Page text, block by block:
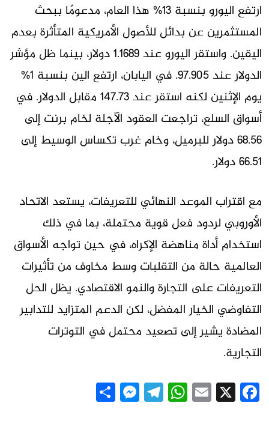
ارتفع اليورو بنسبة 13% هذا العام، مدعومًا ببحث
المستثمرين عن بدائل للأصول الأمريكية المتأثرة بعدم
اليقين. واستقر اليورو عند 1.1689 دولار، بينما ظل مؤشر
الدولار عند 97.905. في اليابان، ارتفع الين بنسبة 1%
يوم الإثنين لكنه استقر عند 147.73 مقابل الدولار. في
أسواق السلع، تراجعت العقود الآجلة لخام برنت إلى
68.56 دولار للبرميل، وخام غرب تكساس الوسيط إلى
66.51 دولار.
مع اقتراب الموعد النهائي للتعريفات، يستعد الاتحاد
الأوروبي لردود فعل قوية محتملة، بما في ذلك
استخدام أداة مناهضة الإكراه، في حين تواجه الأسواق
العالمية حالة من التقلبات وسط مخاوف من تأثيرات
التعريفات على التجارة والنمو الاقتصادي. يظل الحل
التفاوضي الخيار المفضل، لكن الدعم المتزايد للتدابير
المضادة يشير إلى تصعيد محتمل في التوترات
التجارية.
Facebook
X
Email
WhatsApp
Telegram
Messenger